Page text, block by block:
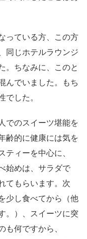
っている方、この方
同じホテルラウンジ
。ちなみに、このと
んでいました。もち
でした。
でのスイーツ堪能を
齢的に健康には気を
ティーを中心に、
始めは、サラダで
てもらいます。次
少し食べてから（他
。）、スイーツに突
も何ですから、